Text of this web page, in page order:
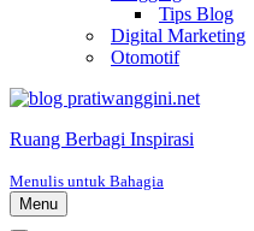
Tips Blog
Digital Marketing
Otomotif
Ruang Berbagi Inspirasi
Menulis untuk Bahagia
Menu
Menu